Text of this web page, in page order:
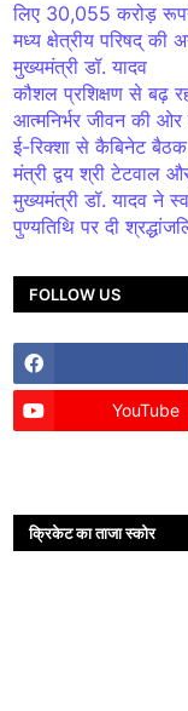
लिए 30,055 करोड़
मध्य क्षेत्रीय परिषद् की
मुख्यमंत्री डॉ. यादव
कौशल प्रशिक्षण से बढ़
आत्मनिर्भर जीवन की
ई-रिक्शा से कैबिनेट
मंत्री द्वय श्री टेटवाल
मुख्यमंत्री डॉ. यादव ने
पुण्यतिथि पर दी
FOLLOW US
YouTube
क्रिकेट का ताजा स्कोर